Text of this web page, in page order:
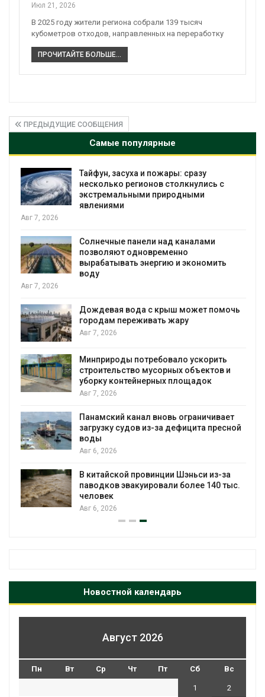
Июл 21, 2026
В 2025 году жители региона собрали 139 тысяч
кубометров отходов, направленных на переработку
ПРОЧИТАЙТЕ БОЛЬШЕ...
ПРЕДЫДУЩИЕ СООБЩЕНИЯ
Самые популярные
Тайфун, засуха и пожары: сразу
несколько регионов столкнулись с
экстремальными природными
явлениями
Авг 7, 2026
Солнечные панели над каналами
позволяют одновременно
вырабатывать энергию и экономить
воду
Авг 7, 2026
Дождевая вода с крыш может помочь
городам переживать жару
Авг 7, 2026
Минприроды потребовало ускорить
строительство мусорных объектов и
уборку контейнерных площадок
Авг 7, 2026
Панамский канал вновь ограничивает
загрузку судов из-за дефицита пресной
воды
Авг 6, 2026
В китайской провинции Шэньси из-за
паводков эвакуировали более 140 тыс.
человек
Авг 6, 2026
Новостной календарь
Август 2026
Пн Вт Ср Чт Пт Сб Вс
1 2